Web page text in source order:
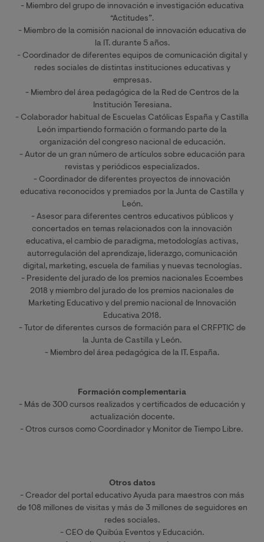
- Miembro del grupo de innovación e investigación educativa
“Actitudes”.
- Miembro de la comisión nacional de innovación educativa de
la IT. durante 5 años.
- Coordinador de diferentes equipos de comunicación digital y
redes sociales de distintas instituciones educativas y
empresas.
- Miembro del área pedagógica de la Red de Centros de la
Institución Teresiana.
- Colaborador habitual de Escuelas Católicas España y Castilla
León impartiendo formación o formando parte de la
organización del congreso nacional de educación.
- Autor de un gran número de artículos sobre educación para
revistas y periódicos especializados.
- Coordinador de diferentes proyectos de innovación
educativa reconocidos y premiados por la Junta de Castilla y
León.
- Asesor para diferentes centros educativos públicos y
concertados en temas relacionados con la innovación
educativa, el cambio de paradigma, metodologías activas,
autorregulación del aprendizaje, liderazgo, comunicación
digital, marketing, escuela de familias y nuevas tecnologías.
- Presidente del jurado de los premios nacionales Ecoembes
2018 y miembro del jurado de los premios nacionales de
Marketing Educativo y del premio nacional de Innovación
Educativa 2018.
- Tutor de diferentes cursos de formación para el CRFPTIC de
la Junta de Castilla y León.
- Miembro del área pedagógica de la IT. España.
Formación complementaria
- Más de 300 cursos realizados y certificados de educación y
actualización docente.
- Otros cursos como Coordinador y Monitor de Tiempo Libre.
Otros datos
- Creador del portal educativo Ayuda para maestros con más
de 108 millones de visitas y más de 3 millones de seguidores en
redes sociales.
- CEO de Quibúa Eventos y Educación.